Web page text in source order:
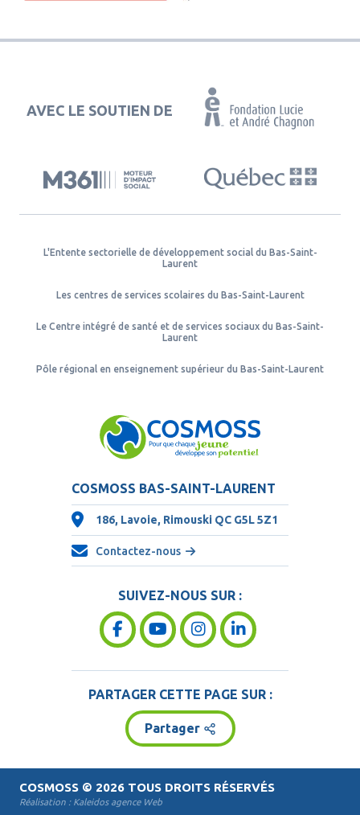
AVEC LE SOUTIEN DE
L'Entente sectorielle de développement social du Bas-Saint-
Laurent
Les centres de services scolaires du Bas-Saint-Laurent
Le Centre intégré de santé et de services sociaux du Bas-Saint-
Laurent
Pôle régional en enseignement supérieur du Bas-Saint-Laurent
COSMOSS BAS-SAINT-LAURENT
186, Lavoie, Rimouski QC G5L 5Z1
Contactez-nous
SUIVEZ-NOUS SUR :
PARTAGER CETTE PAGE SUR :
Partager
COSMOSS© 2026 TOUS DROITS RÉSERVÉS
Réalisation : Kaleidos agence Web